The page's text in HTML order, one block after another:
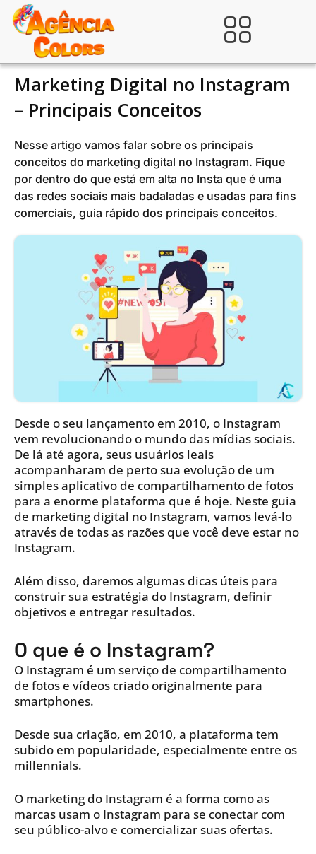
para
conteúdo
Verificada por
Marketing Digital no Instagram
– Principais Conceitos
Nesse artigo vamos falar sobre os principais
conceitos do marketing digital no Instagram. Fique
por dentro do que está em alta no Insta que é uma
das redes sociais mais badaladas e usadas para fins
comerciais, guia rápido dos principais conceitos.
Desde o seu lançamento em 2010, o Instagram
vem revolucionando o mundo das mídias sociais.
De lá até agora, seus usuários leais
acompanharam de perto sua evolução de um
simples aplicativo de compartilhamento de fotos
para a enorme plataforma que é hoje. Neste guia
de marketing digital no Instagram, vamos levá-lo
através de todas as razões que você deve estar no
Instagram.
Além disso, daremos algumas dicas úteis para
construir sua estratégia do Instagram, definir
objetivos e entregar resultados.
O que é o Instagram?
O Instagram é um serviço de compartilhamento
de fotos e vídeos criado originalmente para
smartphones.
Desde sua criação, em 2010, a plataforma tem
subido em popularidade, especialmente entre os
millennials.
O marketing do Instagram é a forma como as
marcas usam o Instagram para se conectar com
seu público-alvo e comercializar suas ofertas.